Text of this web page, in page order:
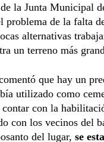
la Junta Municipal
problema de la falta
alternativas
un terreno más
que hay un
utilizado como
con la
con los vecinos del
del lugar, se